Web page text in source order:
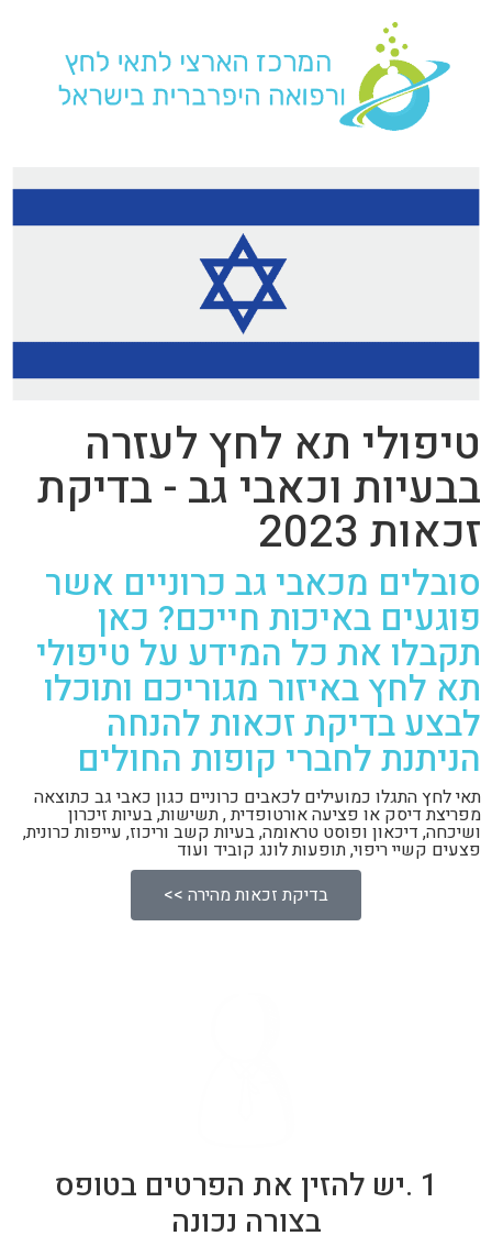
טיפולי תא לחץ לעזרה
בבעיות וכאבי גב - בדיקת
זכאות 2023
סובלים מכאבי גב כרוניים אשר
פוגעים באיכות חייכם? כאן
תקבלו את כל המידע על טיפולי
תא לחץ באיזור מגוריכם ותוכלו
לבצע בדיקת זכאות להנחה
הניתנת לחברי קופות החולים
תאי לחץ התגלו כמועילים לכאבים כרוניים כגון כאבי גב כתוצאה
מפריצת דיסק או פציעה אורטופדית , תשישות, בעיות זיכרון
ושיכחה, דיכאון ופוסט טראומה, בעיות קשב וריכוז, עייפות כרונית,
פצעים קשיי ריפוי, תופעות לונג קוביד ועוד
בדיקת זכאות מהירה >>
1 .יש להזין את הפרטים בטופס
בצורה נכונה